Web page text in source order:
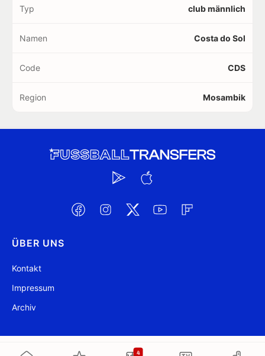
4
Typ club männlich
Namen Costa do Sol
Code CDS
Region Mosambik
ÜBER UNS
Kontakt
Impressum
Archiv
@ FussballTransfers.com 2009-2026